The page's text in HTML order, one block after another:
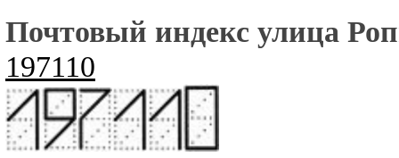
Почтовый индекс улица
197110